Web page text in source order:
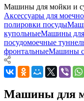
Машины для мойки и
Аксессуары для
полировки посуды
купольныеМашины для
посудомоечные
фронтальныеМашины
Машины для